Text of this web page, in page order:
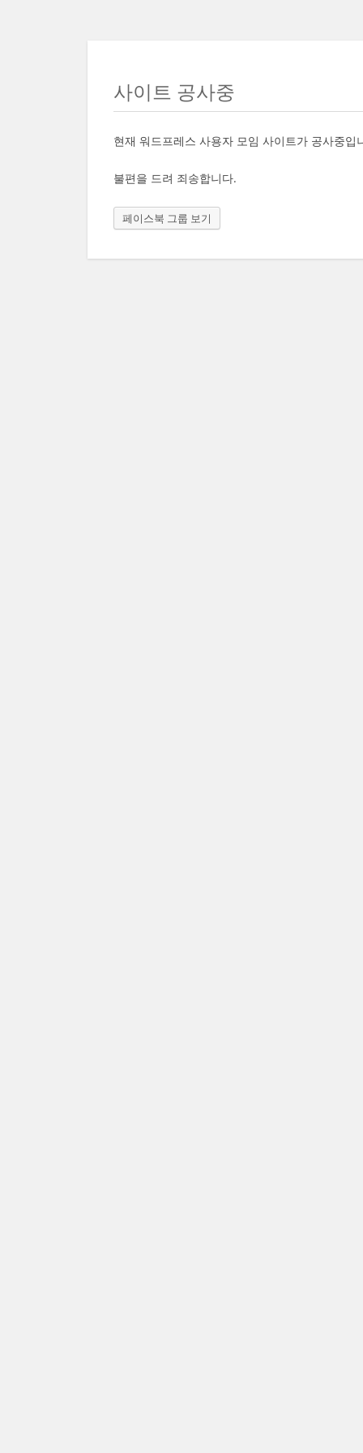
사이트 공사중
현재 워드프레스 사용자 모임 사이트가 공사중입
불편을 드려 죄송합니다.
페이스북 그룹 보기